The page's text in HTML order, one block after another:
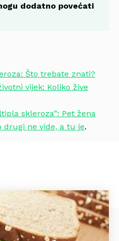
dodatno povećati
Što trebate znati?
vijek: Koliko žive
skleroza”: Pet žena
drugi ne vide, a tu je.